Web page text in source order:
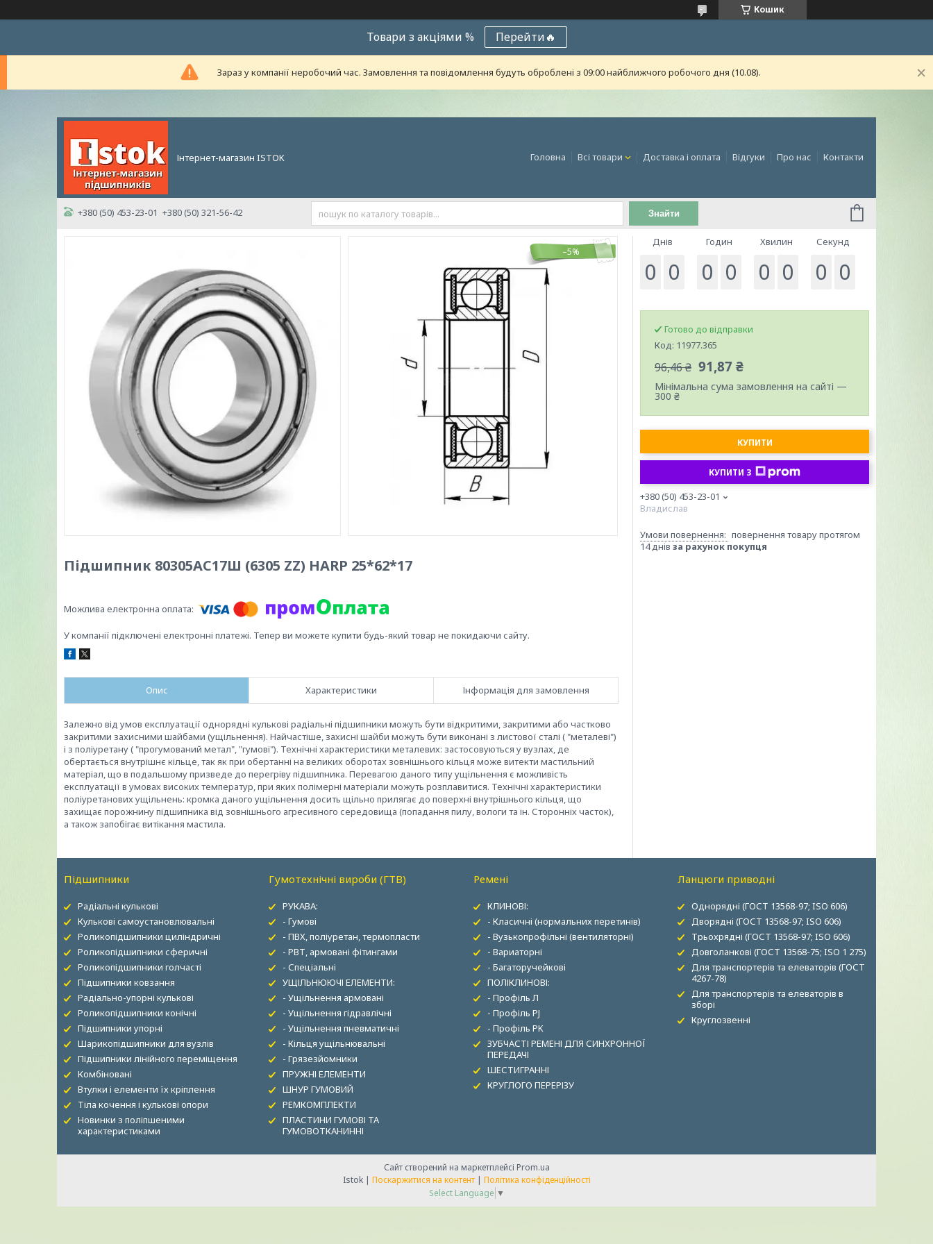
Кошик
Товари з акціями % Перейти🔥
Зараз у компанії неробочий час. Замовлення та повідомлення будуть оброблені з 09:00 найближчого робочого дня (10.08).
Інтернет-магазин ISTOK Головна Всі товари Доставка і оплата Відгуки Про нас Контакти
+380 (50) 453-23-01 +380 (50) 321-56-42 Знайти
–5%
Підшипник 80305АС17Ш (6305 ZZ) HARP 25*62*17
У компанії підключені електронні платежі. Тепер ви можете купити будь-який товар не покидаючи сайту.
Опис Характеристики Інформація для замовлення
Залежно від умов експлуатації однорядні кулькові радіальні підшипники можуть бути відкритими, закритими або частково
закритими захисними шайбами (ущільнення). Найчастіше, захисні шайби можуть бути виконані з листової сталі ( "металеві")
і з поліуретану ( "прогумований метал", "гумові"). Технічні характеристики металевих: застосовуються у вузлах, де
обертається внутрішнє кільце, так як при обертанні на великих оборотах зовнішнього кільця може витекти мастильний
матеріал, що в подальшому призведе до перегріву підшипника. Перевагою даного типу ущільнення є можливість
експлуатації в умовах високих температур, при яких полімерні матеріали можуть розплавитися. Технічні характеристики
поліуретанових ущільнень: кромка даного ущільнення досить щільно прилягає до поверхні внутрішнього кільця, що
захищає порожнину підшипника від зовнішнього агресивного середовища (попадання пилу, вологи та ін. Сторонніх часток),
а також запобігає витікання мастила.
Днів
0 0
Годин
0 0
Хвилин
0 0
Секунд
0 0
Готово до відправки
Код: 11977.365
96,46 ₴ 91,87 ₴
Мінімальна сума замовлення на сайті —
300 ₴
КУПИТИ
КУПИТИ З
+380 (50) 453-23-01
Владислав
повернення товару протягом
14 днів за рахунок покупця
Підшипники
Радіальні кулькові
Кулькові самоустановлювальні
Роликопідшипники циліндричні
Роликопідшипники сферичні
Роликопідшипники голчасті
Підшипники ковзання
Радіально-упорні кулькові
Роликопідшипники конічні
Підшипники упорні
Шарикопідшипники для вузлів
Підшипники лінійного переміщення
Комбіновані
Втулки і елементи їх кріплення
Тіла кочення і кулькові опори
Новинки з поліпшеними
характеристиками
Гумотехнічні вироби (ГТВ)
РУКАВА:
- Гумові
- ПВХ, поліуретан, термопласти
- РВТ, армовані фітингами
- Спеціальні
УЩІЛЬНЮЮЧІ ЕЛЕМЕНТИ:
- Ущільнення армовані
- Ущільнення гідравлічні
- Ущільнення пневматичні
- Кільця ущільнювальні
- Грязезйомники
ПРУЖНІ ЕЛЕМЕНТИ
ШНУР ГУМОВИЙ
РЕМКОМПЛЕКТИ
ПЛАСТИНИ ГУМОВІ ТА
ГУМОВОТКАНИННІ
Ремені
КЛИНОВІ:
- Класичні (нормальних перетинів)
- Вузькопрофільні (вентиляторні)
- Вариаторні
- Багаторучейкові
ПОЛІКЛИНОВІ:
- Профіль Л
- Профіль PJ
- Профіль PK
ЗУБЧАСТІ РЕМЕНІ ДЛЯ СИНХРОННОЇ
ПЕРЕДАЧІ
ШЕСТИГРАННІ
КРУГЛОГО ПЕРЕРІЗУ
Ланцюги приводні
Однорядні (ГОСТ 13568-97; ISO 606)
Дворядні (ГОСТ 13568-97; ISO 606)
Трьохрядні (ГОСТ 13568-97; ISO 606)
Довголанкові (ГОСТ 13568-75; ISO 1 275)
Для транспортерів та елеваторів (ГОСТ
4267-78)
Для транспортерів та елеваторів в
зборі
Круглозвенні
Сайт створений на маркетплейсі Prom.ua
Istok | Поскаржитися на контент | Політика конфіденційності
Select Language ▼